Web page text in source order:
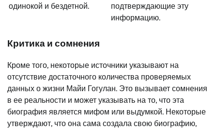
одинокой и бездетной.
подтверждающие эту
информацию.
Критика и сомнения
Кроме того, некоторые источники указывают на
отсутствие достаточного количества проверяемых
данных о жизни Майи Гогулан. Это вызывает сомнения
в ее реальности и может указывать на то, что эта
биография является мифом или выдумкой. Некоторые
утверждают, что она сама создала свою биографию,